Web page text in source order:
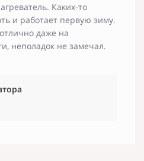
Каких-то
и работает первую зиму.
даже на
неполадок не замечал.